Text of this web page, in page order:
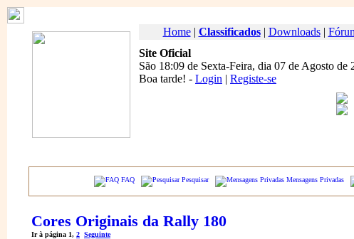
Home| Classificados| Downloads|
Site Oficial
São 18:09 de Sexta-Feira, dia 07 de Agosto de
Boa tarde! - Login | Registe-se
FAQ Pesquisar Mensagens Privadas
Cores Originais da Rally 180
Ir à página 1, 2 Seguinte